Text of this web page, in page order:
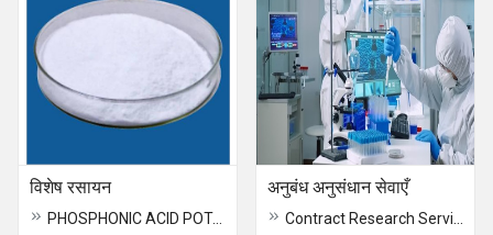
विशेष रसायन
PHOSPHONIC ACID POTASSIUM 98%
अनुबंध अनुसंधान सेवाएँ